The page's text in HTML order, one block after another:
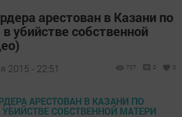
арестован в Казани по
убийстве собственной
2015 - 22:51 707 0 0